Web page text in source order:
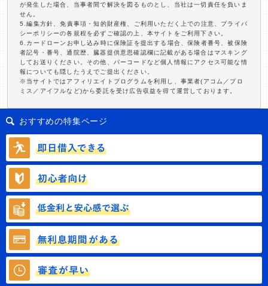
が発生した場合、当事者間で解決を図るものとし、当社は一切責任を負いま
せん。
5.編集方針、免責事項・知的財産権、ご利用いただく上での注意、プライバ
シーポリシーの各規程を必ずご確認の上、本サイトをご利用下さい。
6.カードローンお申し込み時に保険証を提出する場合、保険者番号、被保険
者記号・番号、通院歴、臓器提供意思確認欄に記載がある場合はマスキング
してお送りください。その他、バーコードなど個人情報にアクセス可能な情
報についても隠したうえでご提出ください。
※当サイトではアフィリエイトプログラムを利用し、事業者(アコム／プロ
ミス／アイフルなど)から委託を受け広告収益を得て運営しております。
おすすめの特集ページ